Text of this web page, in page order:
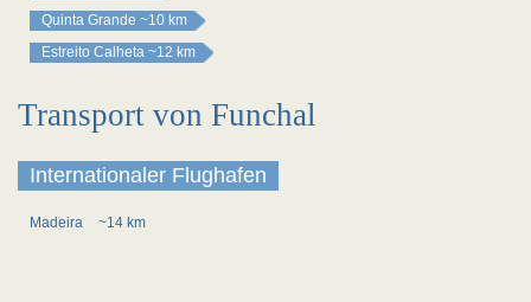
Quinta Grande ~10 km
Estreito Calheta ~12 km
Transport von Funchal
Internationaler Flughafen
Madeira ~14 km